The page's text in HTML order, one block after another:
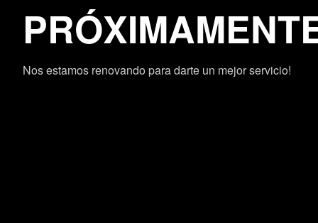
Nos estamos renovando para darte un mejor servicio!